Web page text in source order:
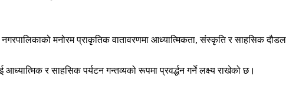
मनोरम प्राकृतिक वातावरणमा आध्यात्मिकता, संस्कृति र साहसिक
र साहसिक पर्यटन गन्तव्यको रूपमा प्रवर्द्धन गर्ने लक्ष्य राखेको छ।